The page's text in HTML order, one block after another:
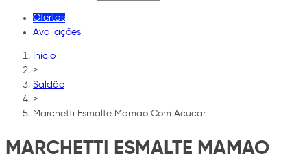
Ofertas
Avaliações
Início
>
Saldão
>
Marchetti Esmalte Mamao Com Acucar
MARCHETTI ESMALTE MAMAO